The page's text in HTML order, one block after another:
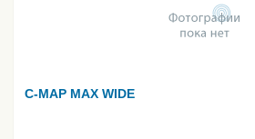
C-MAP MAX WIDE